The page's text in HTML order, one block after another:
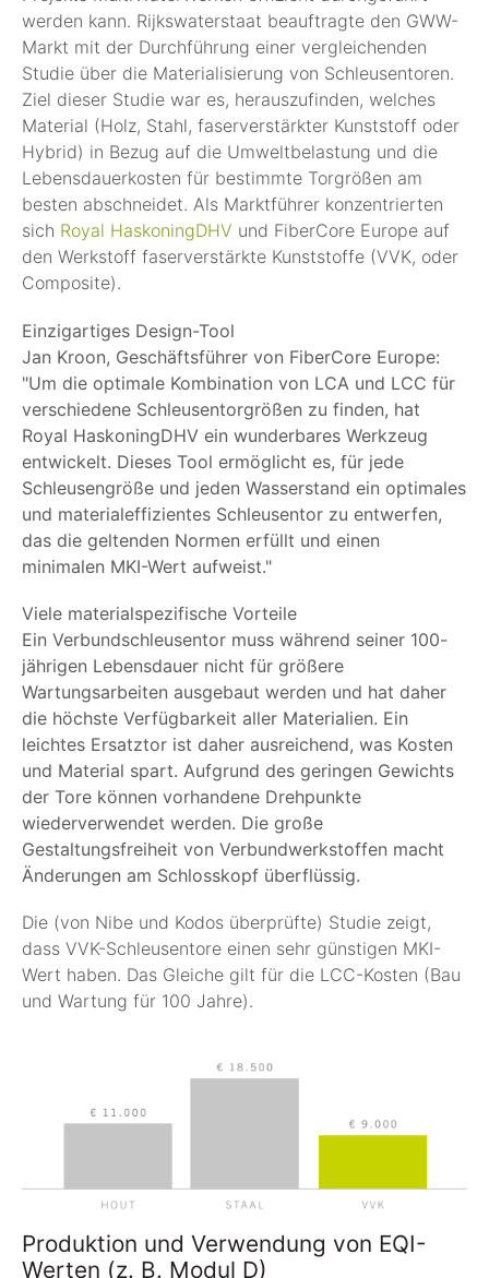
werden kann. Rijkswaterstaat beauftragte den GWW-
Markt mit der Durchführung einer vergleichenden
Studie über die Materialisierung von Schleusentoren.
Ziel dieser Studie war es, herauszufinden, welches
Material (Holz, Stahl, faserverstärkter Kunststoff oder
Hybrid) in Bezug auf die Umweltbelastung und die
Lebensdauerkosten für bestimmte Torgrößen am
besten abschneidet. Als Marktführer konzentrierten
sich Royal HaskoningDHV und FiberCore Europe auf
den Werkstoff faserverstärkte Kunststoffe (VVK, oder
Composite).
Einzigartiges Design-Tool
Jan Kroon, Geschäftsführer von FiberCore Europe:
"Um die optimale Kombination von LCA und LCC für
verschiedene Schleusentorgrößen zu finden, hat
Royal HaskoningDHV ein wunderbares Werkzeug
entwickelt. Dieses Tool ermöglicht es, für jede
Schleusengröße und jeden Wasserstand ein optimales
und materialeffizientes Schleusentor zu entwerfen,
das die geltenden Normen erfüllt und einen
minimalen MKI-Wert aufweist."
Viele materialspezifische Vorteile
Ein Verbundschleusentor muss während seiner 100-
jährigen Lebensdauer nicht für größere
Wartungsarbeiten ausgebaut werden und hat daher
die höchste Verfügbarkeit aller Materialien. Ein
leichtes Ersatztor ist daher ausreichend, was Kosten
und Material spart. Aufgrund des geringen Gewichts
der Tore können vorhandene Drehpunkte
wiederverwendet werden. Die große
Gestaltungsfreiheit von Verbundwerkstoffen macht
Änderungen am Schlosskopf überflüssig.
Die (von Nibe und Kodos überprüfte) Studie zeigt,
dass VVK-Schleusentore einen sehr günstigen MKI-
Wert haben. Das Gleiche gilt für die LCC-Kosten (Bau
und Wartung für 100 Jahre).
Produktion und Verwendung von EQI-
Werten (z. B. Modul D)